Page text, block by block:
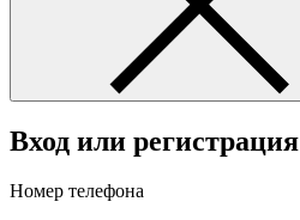
Вход или регистрация
Номер телефона